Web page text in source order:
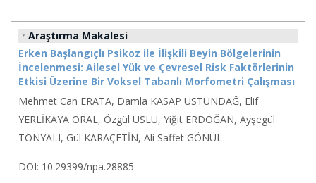
Araştırma Makalesi
Erken Başlangıçlı Psikoz ile İlişkili Beyin Bölgelerinin
İncelenmesi: Ailesel Yük ve Çevresel Risk Faktörlerinin
Etkisi Üzerine Bir Voksel Tabanlı Morfometri Çalışması
Mehmet Can ERATA, Damla KASAP ÜSTÜNDAĞ, Elif
YERLİKAYA ORAL, Özgül USLU, Yiğit ERDOĞAN, Ayşegül
TONYALI, Gül KARAÇETİN, Ali Saffet GÖNÜL
DOI: 10.29399/npa.28885